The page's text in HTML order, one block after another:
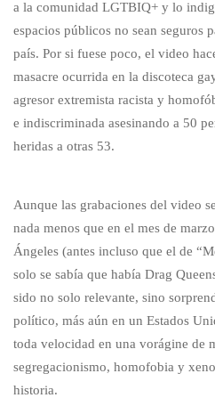
a la comunidad LGTBIQ+ y lo
espacios públicos no sean seguros
país. Por si fuese poco, el video
masacre ocurrida en la discoteca
agresor extremista racista y
e indiscriminada asesinando a 50
heridas a otras 53.
Aunque las grabaciones del video
nada menos que en el mes de
Ángeles (antes incluso que el de
solo se sabía que había Drag
sido no solo relevante, sino
político, más aún en un Estados
toda velocidad en una vorágine de
segregacionismo, homofobia y
historia.